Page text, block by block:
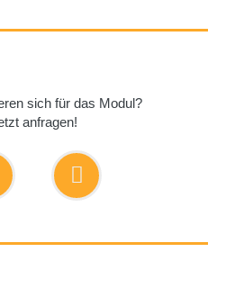
sich für das Modul?
anfragen!